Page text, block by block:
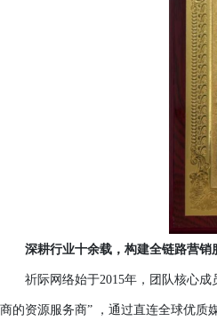
深耕行业十余载，构建全链路营销
祈际网络始于2015年，团队核心
商的资源服务商” ，通过直连全球优质